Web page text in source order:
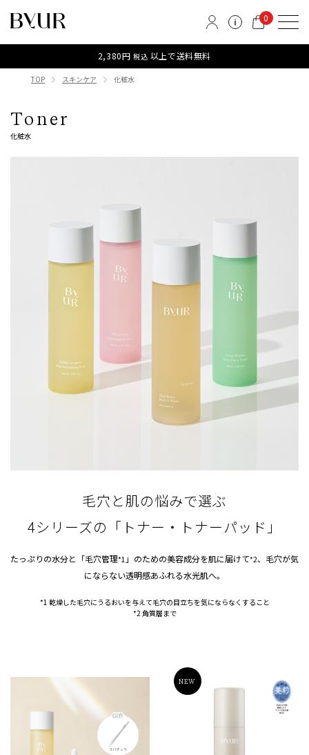
0
2,380円税込 以上で送料無料
TOP スキンケア 化粧水
Toner
化粧水
毛穴と肌の悩みで選ぶ
4シリーズの「トナー・トナーパッド」
たっぷりの水分と「毛穴管理*1 」のための美容成分を肌に届けて*2、毛穴が気
にならない透明感あふれる水光肌へ。
*1 乾燥した毛穴にうるおいを与えて毛穴の目立ちを気にならなくすること
*2 角質層まで
NEW